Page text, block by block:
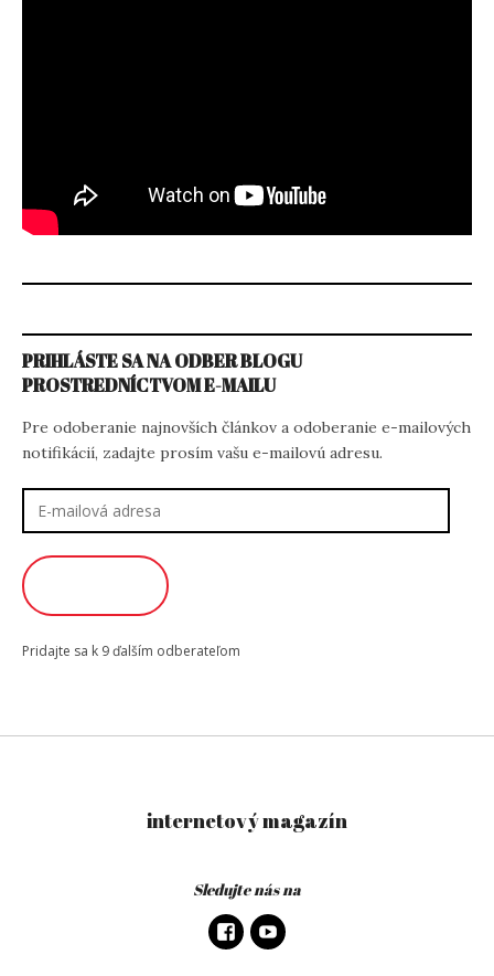
PRIHLÁSTE SA NA ODBER BLOGU
PROSTREDNÍCTVOM E-MAILU
Pre odoberanie najnovších článkov a odoberanie e-mailových
notifikácií, zadajte prosím vašu e-mailovú adresu.
adresa
Pridajte sa k 9 ďalším odberateľom
internetový magazín
Sledujte nás na